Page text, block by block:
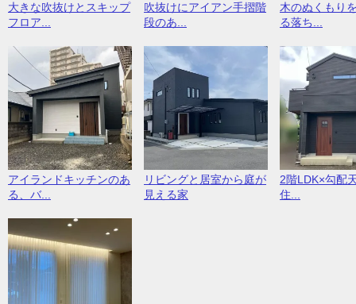
大きな吹抜けとスキップ
フロア...
吹抜けにアイアン手摺階
段のあ...
木のぬくもり
る落ち...
アイランドキッチンのあ
る、バ...
リビングと居室から庭が
見える家
2階LDK×勾配
住...